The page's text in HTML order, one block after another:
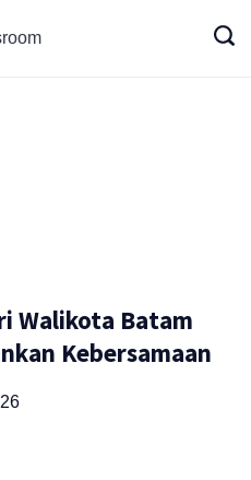
Walikota Batam
Kebersamaan